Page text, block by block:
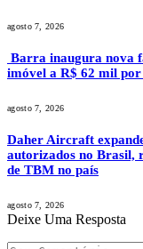
agosto 7, 2026
Barra inaugura nova
imóvel a R$ 62 mil
agosto 7, 2026
Daher Aircraft
autorizados no Brasil,
de TBM no país
agosto 7, 2026
Deixe Uma Resposta